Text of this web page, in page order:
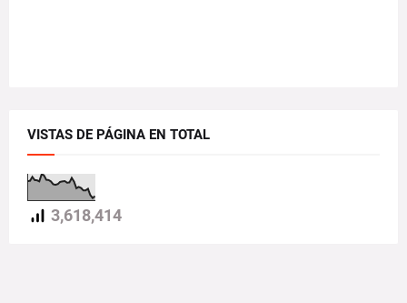
VISTAS DE PÁGINA EN TOTAL
3,618,414